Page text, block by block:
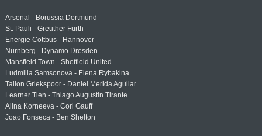
Arsenal - Borussia Dortmund
St. Pauli - Greuther Fürth
Energie Cottbus - Hannover
Nürnberg - Dynamo Dresden
Mansfield Town - Sheffield United
Ludmilla Samsonova - Elena Rybakina
Tallon Griekspoor - Daniel Merida Aguilar
Learner Tien - Thiago Augustin Tirante
Alina Korneeva - Cori Gauff
Joao Fonseca - Ben Shelton